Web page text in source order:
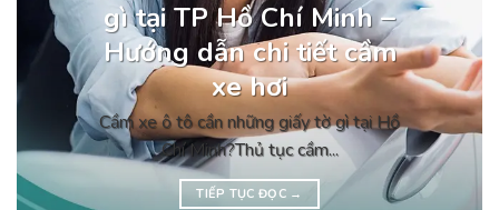
gì tại TP Hồ Chí Minh –
Hướng dẫn chi tiết cầm
xe hơi
Cầm xe ô tô cần những giấy tờ gì tại Hồ
Chí Minh?Thủ tục cầm...
TIẾP TỤC ĐỌC →